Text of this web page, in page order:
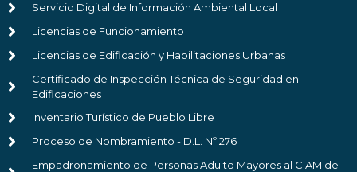
Servicio Digital de Información Ambiental Local
Licencias de Funcionamiento
Licencias de Edificación y Habilitaciones Urbanas
Certificado de Inspección Técnica de Seguridad en
Edificaciones
Inventario Turístico de Pueblo Libre
Proceso de Nombramiento - D.L. Nº 276
Empadronamiento de Personas Adulto Mayores al CIAM de